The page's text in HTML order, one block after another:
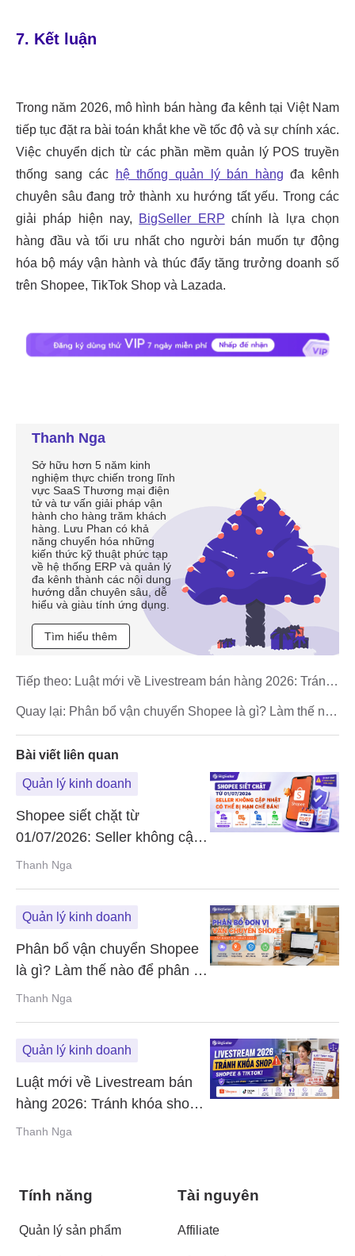
Thanh Nga
Sở hữu hơn 5 năm kinh
nghiệm thực chiến trong lĩnh
vực SaaS Thương mại điện
tử và tư vấn giải pháp vận
hành cho hàng trăm khách
hàng. Lưu Phan có khả
năng chuyển hóa những
kiến thức kỹ thuật phức tạp
về hệ thống ERP và quản lý
đa kênh thành các nội dung
hướng dẫn chuyên sâu, dễ
hiểu và giàu tính ứng dụng.
Tìm hiểu thêm
Quay lại: Phân bổ vận chuyển Shopee là gì? Làm thế nào
Tiếp theo: Luật mới về Livestream bán hàng 2026: Tránh
Bài viết liên quan
Quản lý kinh doanh
Shopee siết chặt từ
01/07/2026: Seller không cập
nhật có thể bị hạn chế bán!
Thanh Nga
Quản lý kinh doanh
Phân bổ vận chuyển Shopee
là gì? Làm thế nào để phân bổ
vận chuyển Shopee?
Thanh Nga
Quản lý kinh doanh
Luật mới về Livestream bán
hàng 2026: Tránh khóa shop
Shopee & TikTok
Thanh Nga
Tính năng
Quản lý sản phẩm
Tài nguyên
Affiliate